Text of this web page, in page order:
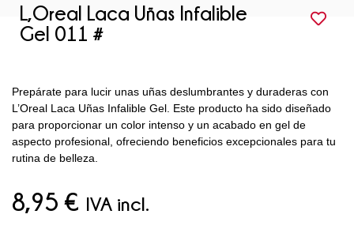
L,Oreal Laca Uñas Infalible
Gel 011 #
Prepárate para lucir unas uñas deslumbrantes y duraderas con
L’Oreal Laca Uñas Infalible Gel. Este producto ha sido diseñado
para proporcionar un color intenso y un acabado en gel de
aspecto profesional, ofreciendo beneficios excepcionales para tu
rutina de belleza.
8,95€ IVA incl.